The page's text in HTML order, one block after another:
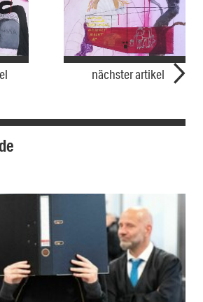
nächster artikel